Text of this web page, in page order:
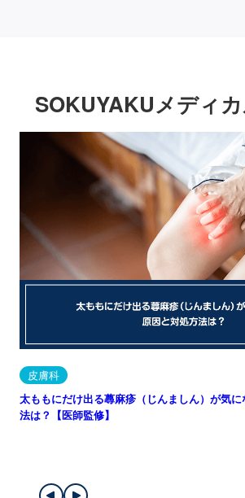
SOKUYAKUメディ
皮膚科
太ももにだけ出る蕁麻疹（じんましん）が気
法は？【医師監修】